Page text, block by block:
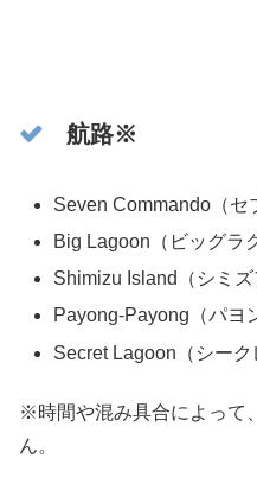
航路※
Seven Commando（セ
Big Lagoon（ビッグラ
Shimizu Island（シミズ
Payong-Payong（パヨ
Secret Lagoon（シーク
※時間や混み具合によって
ん。